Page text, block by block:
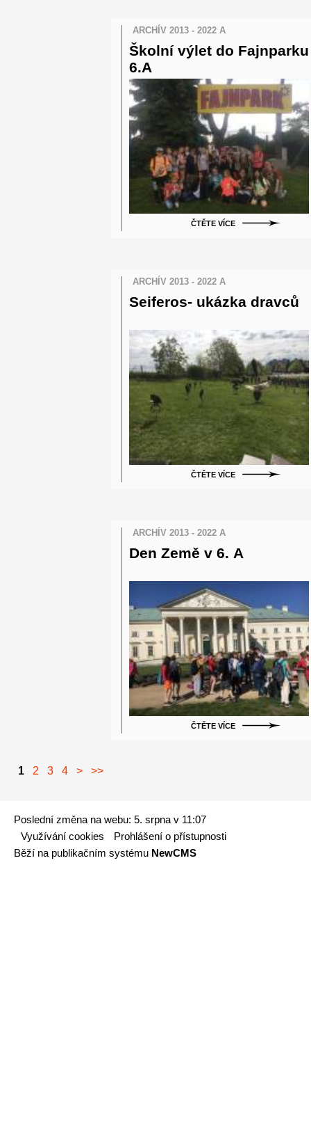
ARCHÍV 2013 - 2022 A
Školní výlet do Fajnparku
6.A
ČTĚTE VÍCE
ARCHÍV 2013 - 2022 A
Seiferos- ukázka dravců
ČTĚTE VÍCE
ARCHÍV 2013 - 2022 A
Den Země v 6. A
ČTĚTE VÍCE
1 2 3 4 > >>
Poslední změna na webu: 5. srpna v 11:07
Využívání cookies
Prohlášení o přístupnosti
Běží na publikačním systému NewCMS